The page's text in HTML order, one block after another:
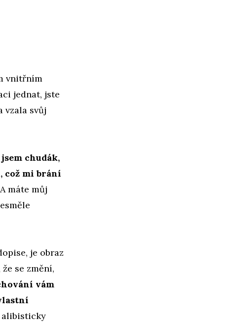
vnitřním
jednat, jste
vzala svůj
chudák,
což mi brání
A máte můj
je obraz
se změní,
vám
alibisticky